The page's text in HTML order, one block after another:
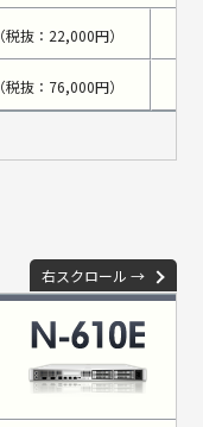
（税抜：22,000円）
（税抜：76,000円）
右スクロール →